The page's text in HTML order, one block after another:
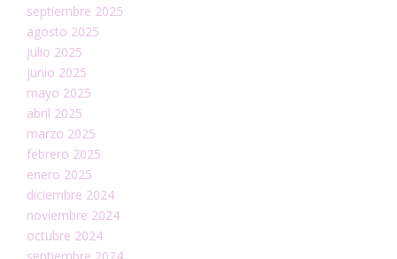
septiembre 2025
agosto 2025
julio 2025
junio 2025
mayo 2025
abril 2025
marzo 2025
febrero 2025
enero 2025
diciembre 2024
noviembre 2024
octubre 2024